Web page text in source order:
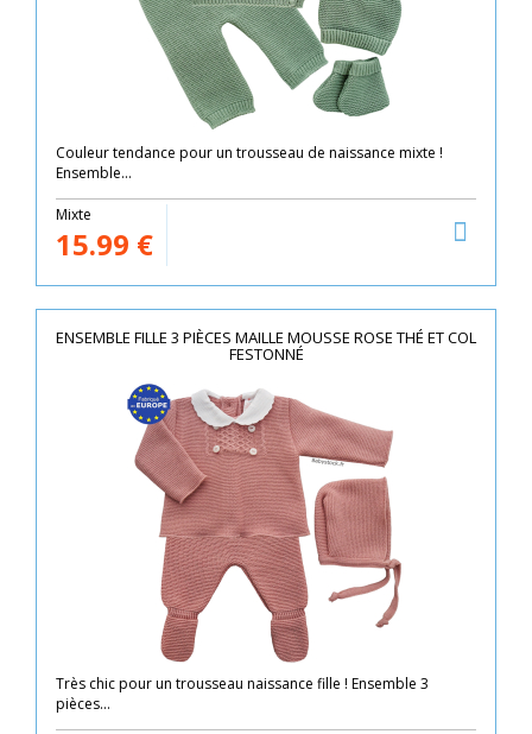
Couleur tendance pour un trousseau de naissance mixte !
Ensemble...
Mixte
15.99 €
ENSEMBLE FILLE 3 PIÈCES MAILLE MOUSSE ROSE THÉ ET COL
FESTONNÉ
Très chic pour un trousseau naissance fille ! Ensemble 3
pièces...